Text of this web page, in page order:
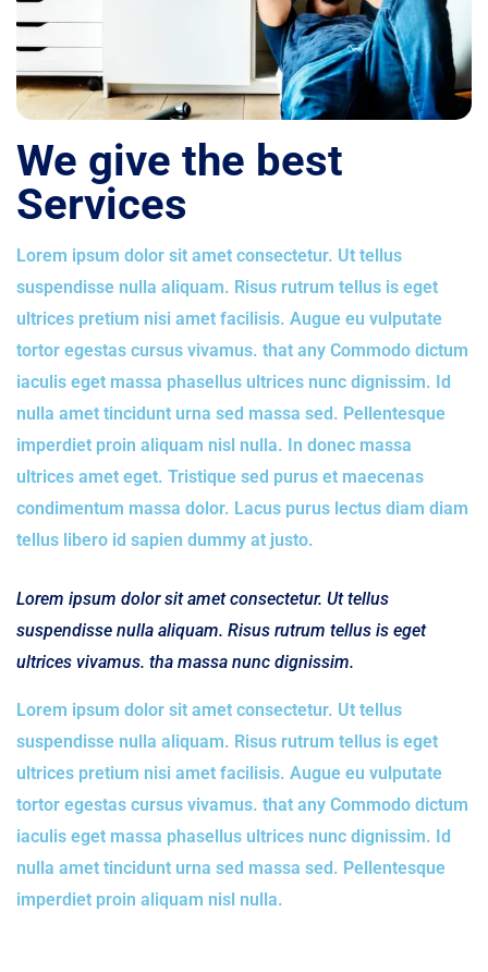
We give the best
Services
Lorem ipsum dolor sit amet consectetur. Ut tellus
suspendisse nulla aliquam. Risus rutrum tellus is eget
ultrices pretium nisi amet facilisis. Augue eu vulputate
tortor egestas cursus vivamus. that any Commodo dictum
iaculis eget massa phasellus ultrices nunc dignissim. Id
nulla amet tincidunt urna sed massa sed. Pellentesque
imperdiet proin aliquam nisl nulla. In donec massa
ultrices amet eget. Tristique sed purus et maecenas
condimentum massa dolor. Lacus purus lectus diam diam
tellus libero id sapien dummy at justo.
Lorem ipsum dolor sit amet consectetur. Ut tellus
suspendisse nulla aliquam. Risus rutrum tellus is eget
ultrices vivamus. tha massa nunc dignissim.
Lorem ipsum dolor sit amet consectetur. Ut tellus
suspendisse nulla aliquam. Risus rutrum tellus is eget
ultrices pretium nisi amet facilisis. Augue eu vulputate
tortor egestas cursus vivamus. that any Commodo dictum
iaculis eget massa phasellus ultrices nunc dignissim. Id
nulla amet tincidunt urna sed massa sed. Pellentesque
imperdiet proin aliquam nisl nulla.